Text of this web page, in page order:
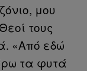
μου
τους
«Από εδώ
τα φυτά